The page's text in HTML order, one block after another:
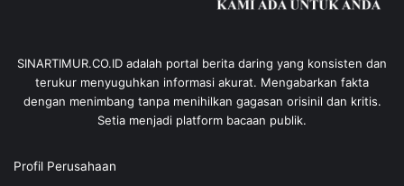
SINARTIMUR.CO.ID adalah portal berita daring yang konsisten dan
terukur menyuguhkan informasi akurat. Mengabarkan fakta
dengan menimbang tanpa menihilkan gagasan orisinil dan kritis.
Setia menjadi platform bacaan publik.
Profil Perusahaan